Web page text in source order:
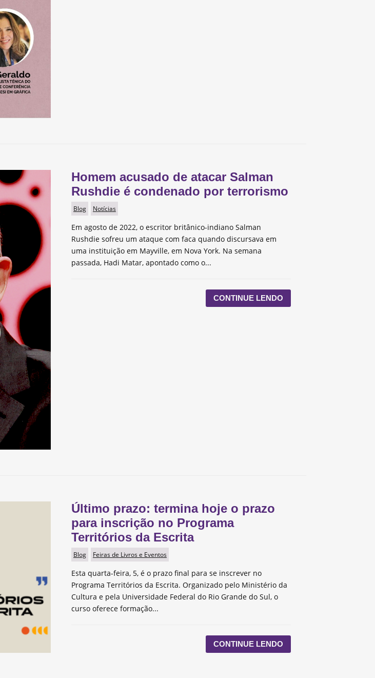
Homem acusado de atacar Salman
Rushdie é condenado por terrorismo
Blog Notícias
Em agosto de 2022, o escritor britânico-indiano Salman
Rushdie sofreu um ataque com faca quando discursava em
uma instituição em Mayville, em Nova York. Na semana
passada, Hadi Matar, apontado como o...
CONTINUE LENDO
Último prazo: termina hoje o prazo
para inscrição no Programa
Territórios da Escrita
Blog Feiras de Livros e Eventos
Esta quarta-feira, 5, é o prazo final para se inscrever no
Programa Territórios da Escrita. Organizado pelo Ministério da
Cultura e pela Universidade Federal do Rio Grande do Sul, o
curso oferece formação...
CONTINUE LENDO